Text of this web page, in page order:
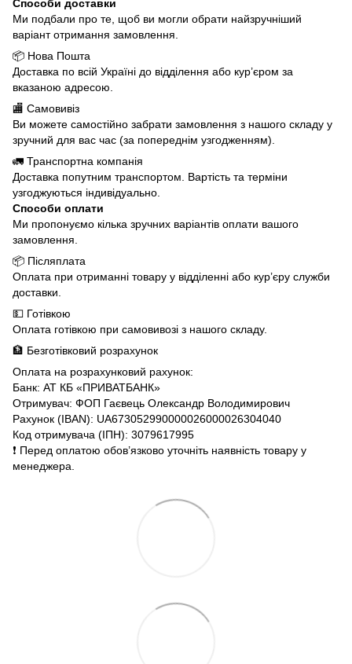
Способи доставки
Ми подбали про те, щоб ви могли обрати найзручніший
варіант отримання замовлення.
📦 Нова Пошта
Доставка по всій Україні до відділення або кур’єром за
вказаною адресою.
🏬 Самовивіз
Ви можете самостійно забрати замовлення з нашого складу у
зручний для вас час (за попереднім узгодженням).
🚛 Транспортна компанія
Доставка попутним транспортом. Вартість та терміни
узгоджуються індивідуально.
Способи оплати
Ми пропонуємо кілька зручних варіантів оплати вашого
замовлення.
📦 Післяплата
Оплата при отриманні товару у відділенні або кур’єру служби
доставки.
💵 Готівкою
Оплата готівкою при самовивозі з нашого складу.
🏦 Безготівковий розрахунок
Оплата на розрахунковий рахунок:
Банк: АТ КБ «ПРИВАТБАНК»
Отримувач: ФОП Гаєвець Олександр Володимирович
Рахунок (IBAN): UA673052990000026000026304040
Код отримувача (ІПН): 3079617995
❗️ Перед оплатою обов’язково уточніть наявність товару у
менеджера.